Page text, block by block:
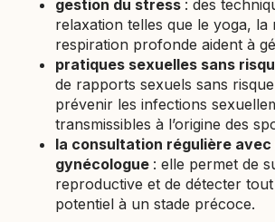
gestion du stress : des
relaxation telles que le yoga, la
respiration profonde aident à
pratiques sexuelles sans
de rapports sexuels sans
prévenir les infections
transmissibles à l’origine des
la consultation régulière avec
gynécologue : elle permet de
reproductive et de détecter
potentiel à un stade précoce.